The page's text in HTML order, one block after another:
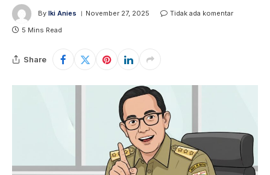
By Iki Anies November 27, 2025
Tidak ada komentar
5 Mins Read
Share